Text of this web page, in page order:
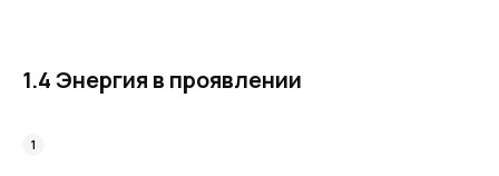
1.4 Энергия в проявлении